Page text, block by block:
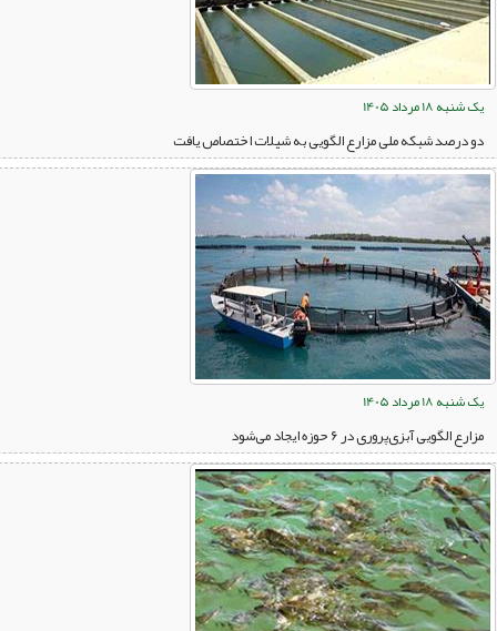
یک شنبه 18 مرداد 1405
دو درصد شبکه ملی مزارع الگویی به شیلات اختصاص یافت
یک شنبه 18 مرداد 1405
مزارع الگویی آبزی‌پروری در ۶ حوزه ایجاد می‌شود